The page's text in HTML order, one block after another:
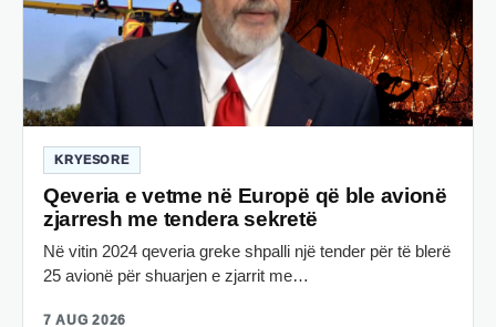
KRYESORE
Qeveria e vetme në Europë që ble avionë
zjarresh me tendera sekretë
Në vitin 2024 qeveria greke shpalli një tender për të blerë
25 avionë për shuarjen e zjarrit me…
7 AUG 2026